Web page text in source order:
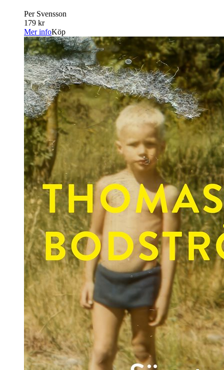
Per Svensson
179 kr
Mer infoKöp